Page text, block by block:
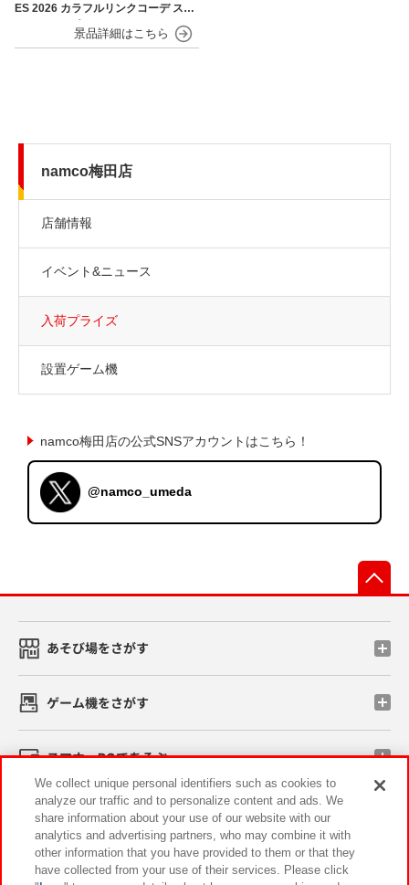
ES 2026 カラフルリンクコーデ スマ
ホストラップ
namco梅田店
店舗情報
イベント&ニュース
入荷プライズ
設置ゲーム機
namco梅田店の公式SNSアカウントはこちら！
@namco_umeda
あそび場をさがす
ゲーム機をさがす
スマホ・PCであそぶ
イベント・キャンペーン
We collect unique personal identifiers such as cookies to
analyze our traffic and to personalize content and ads. We
share information about your use of our website with our
analytics and advertising partners, who may combine it with
other information that you have provided to them or that they
have collected from your use of their services. Please click